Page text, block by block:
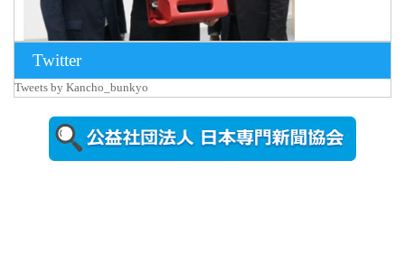
2026年8月5日
更新
農工大で大
Twitter
Tweets by Kancho_bunkyo